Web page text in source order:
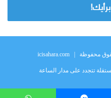
icisahara.com